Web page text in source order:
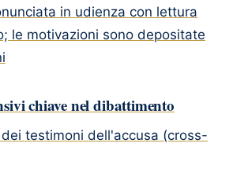
in udienza con lettura
le motivazioni sono depositate
chiave nel dibattimento
testimoni dell'accusa (cross-